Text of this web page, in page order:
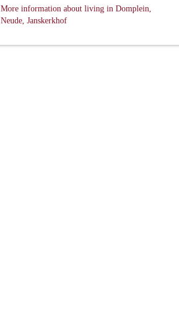
More information about living in Domplein,
Neude, Janskerkhof